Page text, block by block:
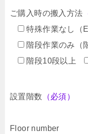
ご購入時の搬入方法
特殊作業なし（
階段作業のみ（
階段10段以上
設置階数 （必須）
Floor number